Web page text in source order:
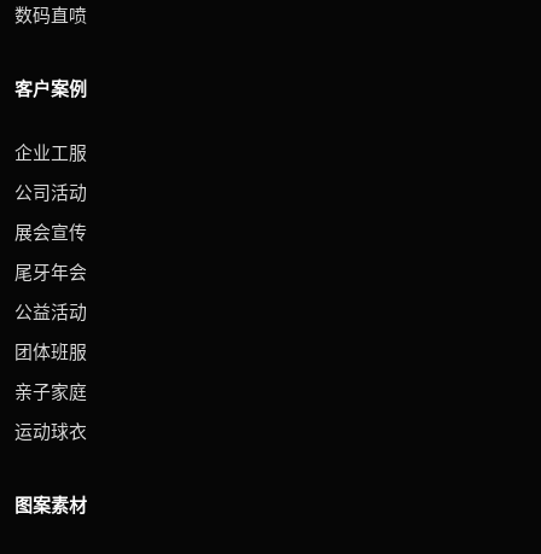
数码直喷
客户案例
企业工服
公司活动
展会宣传
尾牙年会
公益活动
团体班服
亲子家庭
运动球衣
图案素材